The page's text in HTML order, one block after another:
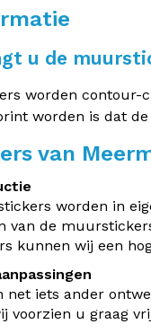
u de
worden contour-
worden is dat
van
worden in
van de
kunnen wij een
net iets ander
voorzien u graag